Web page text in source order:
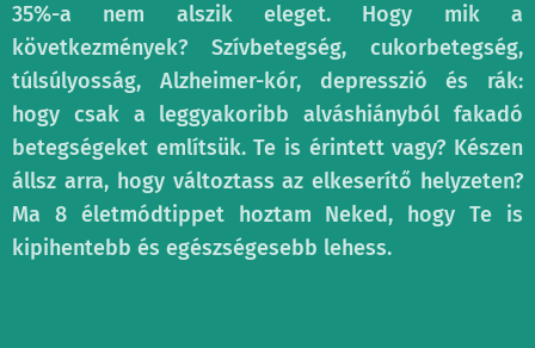
35%-a nem alszik eleget. Hogy mik a
következmények? Szívbetegség, cukorbetegség,
túlsúlyosság, Alzheimer-kór, depresszió és rák:
hogy csak a leggyakoribb alváshiányból fakadó
betegségeket említsük. Te is érintett vagy? Készen
állsz arra, hogy változtass az elkeserítő helyzeten?
Ma 8 életmódtippet hoztam Neked, hogy Te is
kipihentebb és egészségesebb lehess.